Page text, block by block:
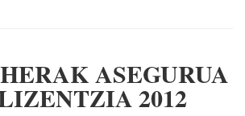
ASEGURUA
2012